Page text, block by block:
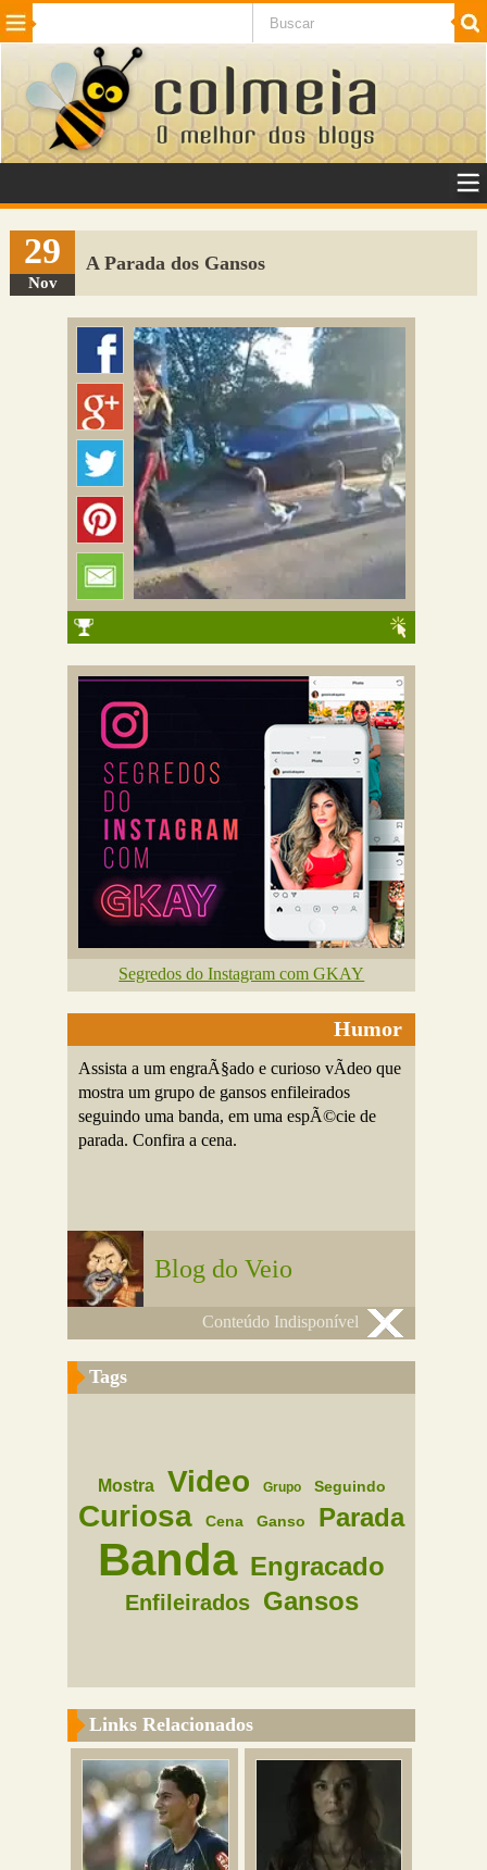
Beleza Cinema e TV
Internet Jogos NotÃ­cias SaÃºde
VeÃ­culos Adulto
Sugerir Link
Adicionar Blog
Colmeia Exchange
Perguntas Frequentes
29
Nov
A Parada dos Gansos
Segredos do Instagram com GKAY
Humor
Assista a um engraÃ§ado e curioso vÃ­deo que
mostra um grupo de gansos enfileirados
seguindo uma banda, em uma espÃ©cie de
parada. Confira a cena.
Blog do Veio
Conteúdo Indisponível
Tags
Mostra Video Grupo Seguindo
Curiosa Cena Ganso Parada
Banda Engracado
Enfileirados Gansos
Links Relacionados